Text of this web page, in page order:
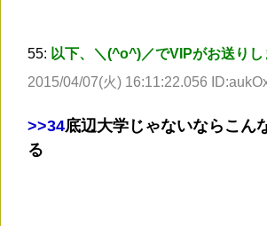
55: 以下、＼(^o^)／でVIPがお送りし
2015/04/07(火) 16:11:22.056
>>34底辺大学じゃないならこん
る